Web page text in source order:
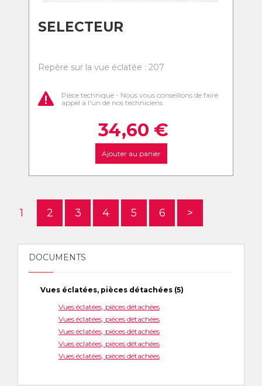
SELECTEUR
Repère sur la vue éclatée : 207
Pièce technique - Nous vous conseillons de faire
appel à l'un de nos techniciens
34,60 €
Ajouter au panier
1 2 3 4 5 6 >
DOCUMENTS
Vues éclatées, pièces détachées (5)
Vues éclatées, pièces détachées
Vues éclatées, pièces détachées
Vues éclatées, pièces détachées
Vues éclatées, pièces détachées
Vues éclatées, pièces détachées